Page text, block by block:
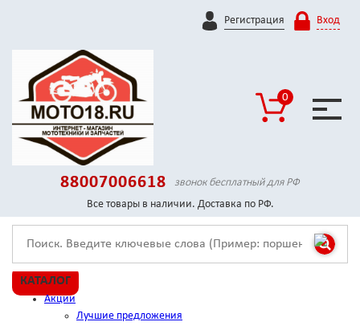
Регистрация Вход
0
88007006618
звонок бесплатный для РФ
Все товары в наличии. Доставка по РФ.
КАТАЛОГ
Акции
Лучшие предложения